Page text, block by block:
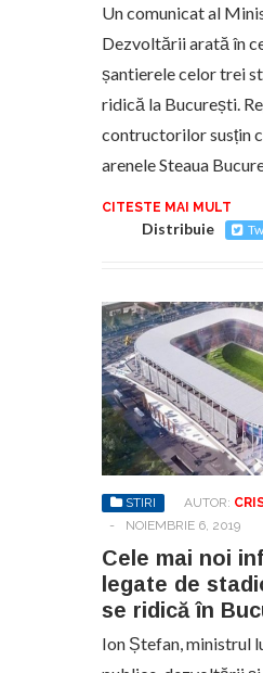
Un comunicat al
Dezvoltării arată în
șantierele celor trei
ridică la București.
contructorilor susțin
arenele Steaua
CITESTE MAI MULT
Distribuie
STIRI AUTOR:
-
NOIEMBRIE 6, 2019
Cele mai noi
legate de
se ridică în
Ion Ștefan, ministrul